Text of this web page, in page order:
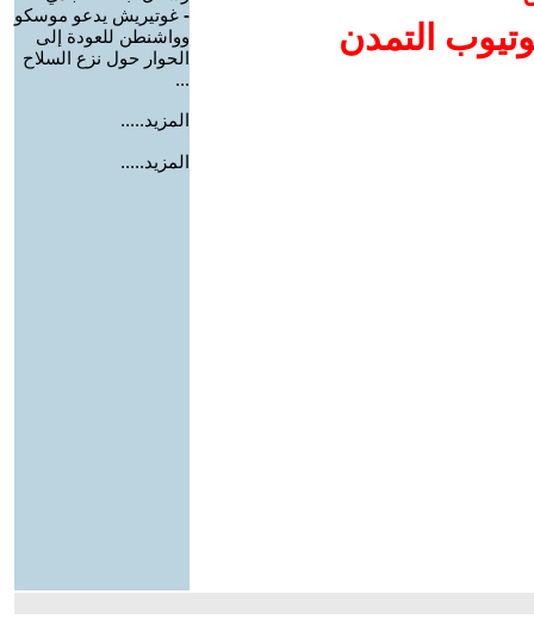
التمدن
- غوتيريش يدعو موسكو
وواشنطن للعودة إلى
الحوار حول نزع السلاح
...
المزيد.....
المزيد.....